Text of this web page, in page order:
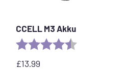
CCELL M3 Akku
Bewertung:
£13.99